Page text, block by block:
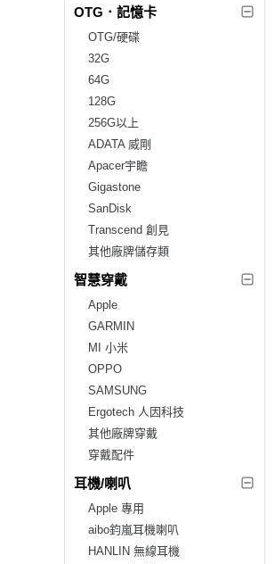
OTG．記憶卡
OTG/硬碟
32G
64G
128G
256G以上
ADATA 威剛
Apacer宇瞻
Gigastone
SanDisk
Transcend 創見
其他廠牌儲存類
智慧穿戴
Apple
GARMIN
MI 小米
OPPO
SAMSUNG
Ergotech 人因科技
其他廠牌穿戴
穿戴配件
耳機/喇叭
Apple 專用
aibo鈞嵐耳機喇叭
HANLIN 無線耳機